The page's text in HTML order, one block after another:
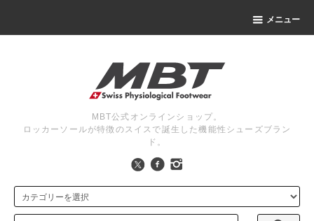
メニュー
MBT公式オンラインショップ。
ロッカーソールが特徴のスイスで誕生した機能性シューズブラン
ド。